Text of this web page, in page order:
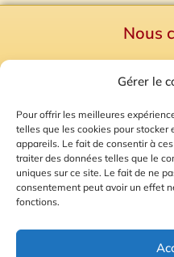
Gérer le
Pour offrir les meilleures
telles que les cookies pour
appareils. Le fait de consentir à
traiter des données telles que le
uniques sur ce site. Le fait de ne
consentement peut avoir un effet
fonctions.
Nous
Mentions
Gestion